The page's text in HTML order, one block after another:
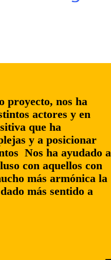
proyecto, nos ha
actores y en
que ha
y a posicionar
Nos ha ayudado a
con aquellos con
más armónica la
más sentido a